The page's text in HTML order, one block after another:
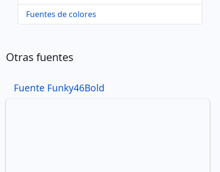
Fuentes de colores
Otras fuentes
Fuente Funky46Bold